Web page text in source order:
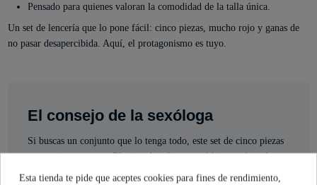
Pensado para quienes valoran la comodidad de la talla única.
Un set de lencería que lo pone fácil: cinco piezas, mucho rojo y ganas de
no pasar desapercibida. Aquí, el protagonismo es tuyo.
El consejo de la sexóloga
Si buscas un conjunto que lo tenga todo, este set de cinco piezas
es un acierto seguro. El sujetador abierto y el liguero de cadera
aportan ese toque atrevido que marca la diferencia. La talla única
Esta tienda te pide que aceptes cookies para fines de rendimiento,